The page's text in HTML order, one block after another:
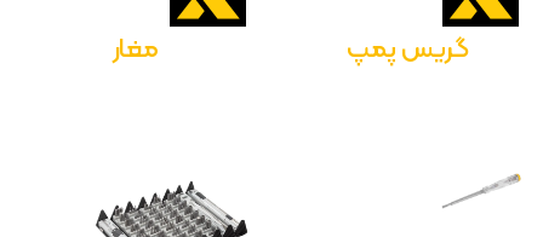
گریس پمپ مغار